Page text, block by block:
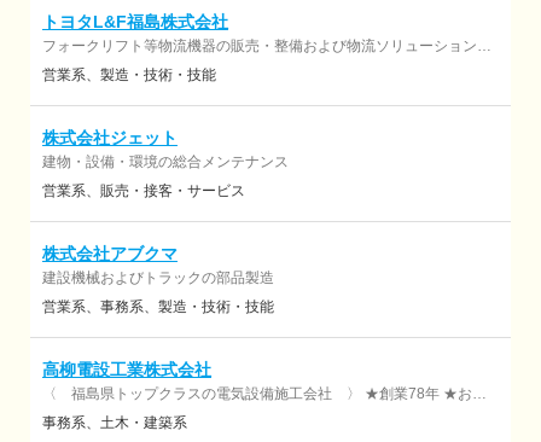
トヨタL&F福島株式会社
フォークリフト等物流機器の販売・整備および物流ソリューションの
提案
営業系 製造・技術・技能
株式会社ジェット
建物・設備・環境の総合メンテナンス
営業系
販売・接客・サービス
株式会社アブクマ
建設機械およびトラックの部品製造
営業系
事務系 製造・技術・技能
高柳電設工業株式会社
〈 福島県トップクラスの電気設備施工会社 〉 ★創業78年 ★お客
様に寄り添った施工でインフラを支える仕事
事務系 土木・建築系